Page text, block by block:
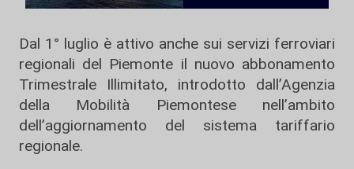
Dal 1° luglio è attivo anche sui servizi ferroviari
regionali del Piemonte il nuovo abbonamento
Trimestrale Illimitato, introdotto dall’Agenzia
della Mobilità Piemontese nell’ambito
dell’aggiornamento del sistema tariffario
regionale.